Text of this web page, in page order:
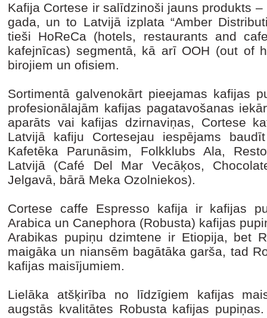
Kafija Cortese ir salīdzinoši jauns produkts
gada, un to Latvijā izplata “Amber
tieši HoReCa (hotels, restaurants and
kafejnīcas) segmentā, kā arī OOH (out of
birojiem un ofisiem.
Sortimentā galvenokārt pieejamas kafijas
profesionālajām kafijas pagatavošanas
aparāts vai kafijas dzirnaviņas, Cortese
Latvijā kafiju Cortesejau iespējams
Kafetēka Parunāsim, Folkklubs Ala,
Latvijā (Café Del Mar Vecāķos,
Jelgavā, bārā Meka Ozolniekos).
Cortese caffe Espresso kafija ir kafijas
Arabica un Canephora (Robusta) kafijas
Arabikas pupiņu dzimtene ir Etiopija, bet
maigāka un niansēm bagātāka garša, tad
kafijas maisījumiem.
Lielāka atšķirība no līdzīgiem kafijas
augstās kvalitātes Robusta kafijas